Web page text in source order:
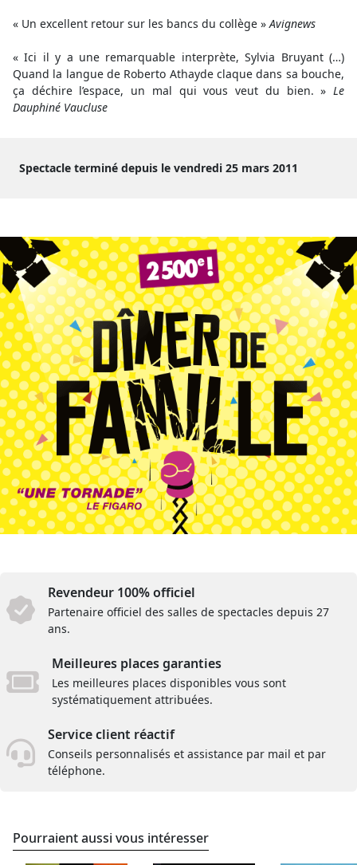
« Un excellent retour sur les bancs du collège »Avignews
« Ici il y a une remarquable interprète, Sylvia Bruyant (…)
Quand la langue de Roberto Athayde claque dans sa bouche,
ça déchire l’espace, un mal qui vous veut du bien. » Le
Dauphiné Vaucluse
Spectacle terminé depuis le vendredi 25 mars 2011
Revendeur 100% officiel
Partenaire officiel des salles de spectacles depuis 27
ans.
Meilleures places garanties
Les meilleures places disponibles vous sont
systématiquement attribuées.
Service client réactif
Conseils personnalisés et assistance par mail et par
téléphone.
Pourraient aussi vous intéresser